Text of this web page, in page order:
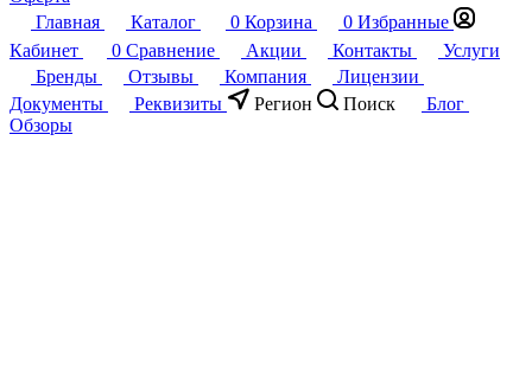
Главная
Каталог 0 Корзина 0 Избранные
Кабинет
0 Сравнение Акции Контакты
Услуги
Бренды
Отзывы Компания
Лицензии
Документы
Реквизиты Регион Поиск
Блог
Обзоры